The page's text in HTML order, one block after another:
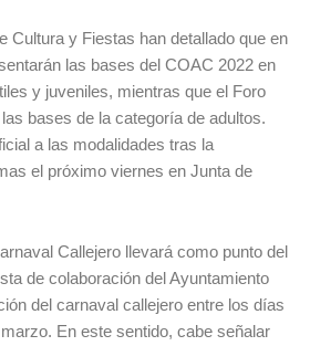
Cultura y Fiestas han detallado que en
las bases del COAC 2022 en
y juveniles, mientras que el Foro
bases de la categoría de adultos.
a las modalidades tras la
el próximo viernes en Junta de
Callejero llevará como punto del
de colaboración del Ayuntamiento
del carnaval callejero entre los días
En este sentido, cabe señalar